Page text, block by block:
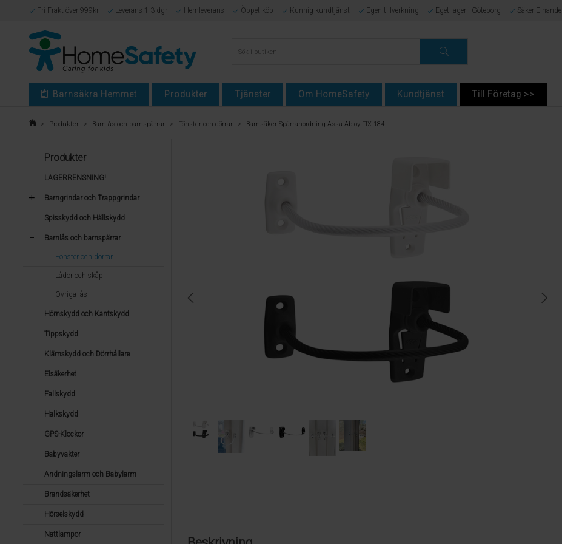
Fri Frakt över 999kr Leverans 1-3 dgr Hemleverans Öppet köp Kunnig kundtjänst Egen tillverkning Eget lager i Göteborg Säker E-handel
Barnsäkra Hemmet Produkter Tjänster Om HomeSafety Kundtjänst Till Företag >>
> Produkter > Barnlås och barnspärrar > Fönster och dörrar > Barnsäker Spärranordning Assa Abloy FIX 184
Produkter
LAGERRENSNING!
Barngrindar och Trappgrindar
Spisskydd och Hällskydd
Barnlås och barnspärrar
Fönster och dörrar
Lådor och skåp
Övriga lås
Hörnskydd och Kantskydd
Tippskydd
Klämskydd och Dörrhållare
Elsäkerhet
Fallskydd
Halkskydd
GPS-Klockor
Babyvakter
Andningslarm och Babylarm
Brandsäkerhet
Hörselskydd
Nattlampor